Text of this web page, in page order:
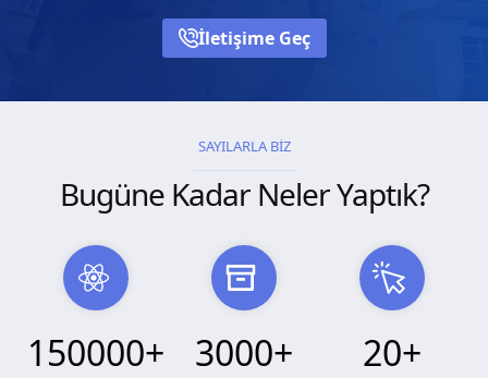
İletişime Geç
SAYILARLA BİZ
Bugüne Kadar Neler Yaptık?
150000+ 3000+ 20+